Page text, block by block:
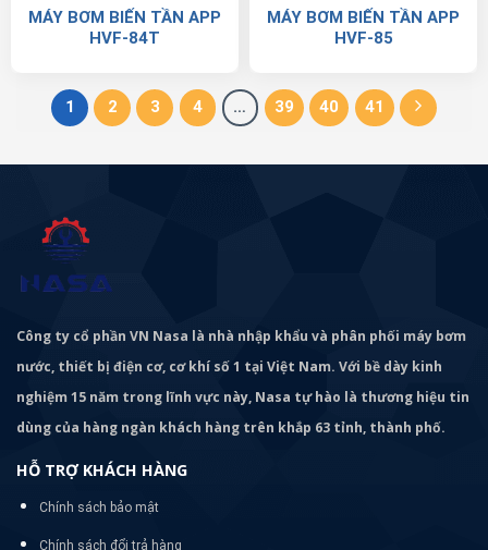
MÁY BƠM BIẾN TẦN APP
HVF-84T
MÁY BƠM BIẾN TẦN APP
HVF-85
1 2 3 4 … 39 40 41
Công ty cổ phần VN Nasa là nhà nhập khẩu và phân phối máy bơm
nước, thiết bị điện cơ, cơ khí số 1 tại Việt Nam. Với bề dày kinh
nghiệm 15 năm trong lĩnh vực này, Nasa tự hào là thương hiệu tin
dùng của hàng ngàn khách hàng trên khắp 63 tỉnh, thành phố.
HỖ TRỢ KHÁCH HÀNG
Chính sách bảo mật
Chính sách đổi trả hàng